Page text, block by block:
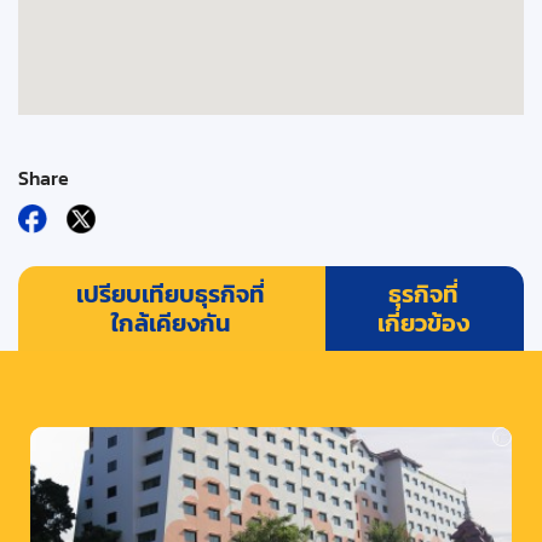
Share
เปรียบเทียบธุรกิจที่
ใกล้เคียงกัน
ธุรกิจที่
เกี่ยวข้อง